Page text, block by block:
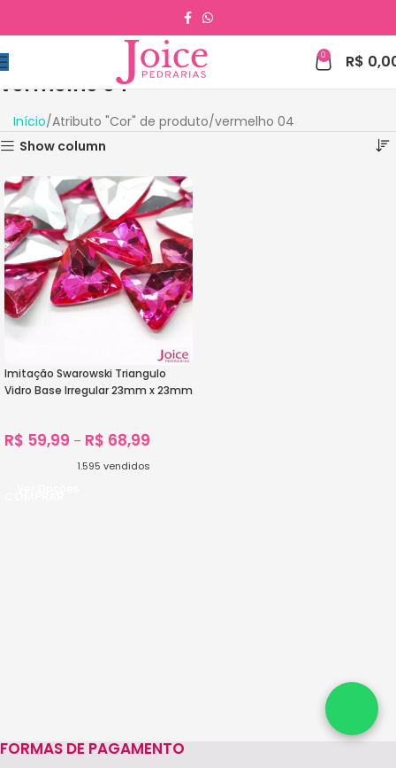
0 R$
vermelho 04
Início Atributo "Cor" de produto vermelho 04
Show column
Imitação Swarowski Triangulo
Vidro Base Irregular 23mm x 23mm
R$ 59,99 – R$ 68,99
1.595 vendidos
FORMAS DE PAGAMENTO